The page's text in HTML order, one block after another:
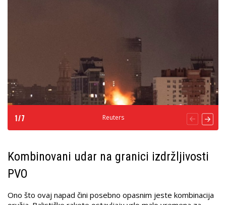
Reuters
1 /7
Kombinovani udar na granici izdržljivosti
PVO
Ono što ovaj napad čini posebno opasnim jeste kombinacija